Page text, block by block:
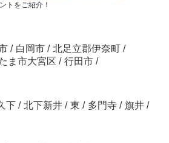
トをご紹介！
/ 白岡市 / 北足立郡伊奈町 /
ま市大宮区 / 行田市 /
下 / 北下新井 / 東 / 多門寺 / 旗井 /